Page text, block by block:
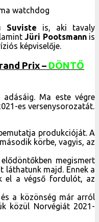
watchdog
Suviste is, aki tavaly
Jüri Pootsmannis
képviselője.
Prix – DÖNTŐ
Ma este végre
es versenysorozatát.
produkcióját. A
körbe, vagyis, az
megismert
láthatunk majd. Ennek a
el a végső fordulót, az
a közönség már arról
közül Norvégiát 2021-